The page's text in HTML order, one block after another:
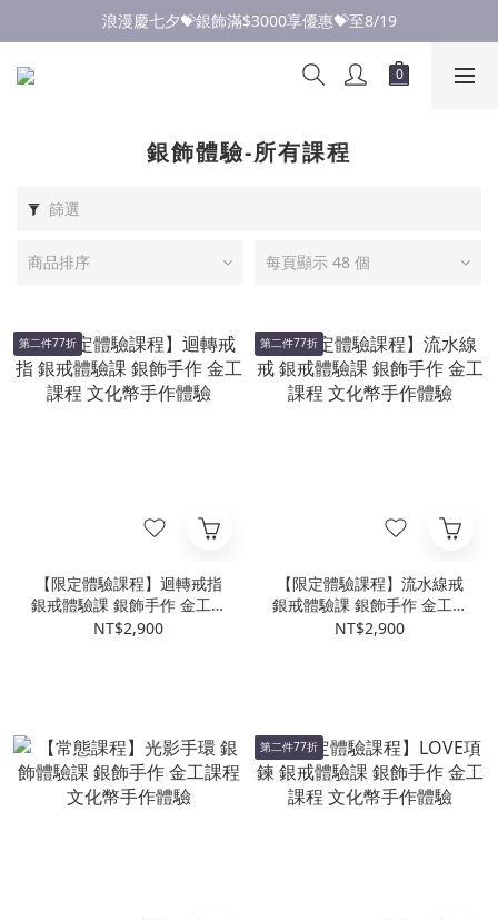
點此加入LINE✅好友領取首購優惠券
浪漫慶七夕💝銀飾滿$3000享優惠💝至8/19
點此加入LINE✅好友領取首購優惠券
銀飾體驗-所有課程
篩選
商品排序 每頁顯示 48 個
第二件77折
【限定體驗課程】迴轉戒指
銀戒體驗課 銀飾手作 金工課
程 文化幣手作體驗
NT$2,900
第二件77折
【限定體驗課程】流水線戒
銀戒體驗課 銀飾手作 金工課
程 文化幣手作體驗
NT$2,900
第二件77折